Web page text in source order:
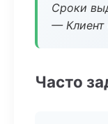
Сроки
— Клиент
Часто